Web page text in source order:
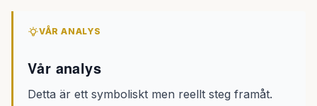
VÅR ANALYS
Vår analys
Detta är ett symboliskt men reellt steg framåt.